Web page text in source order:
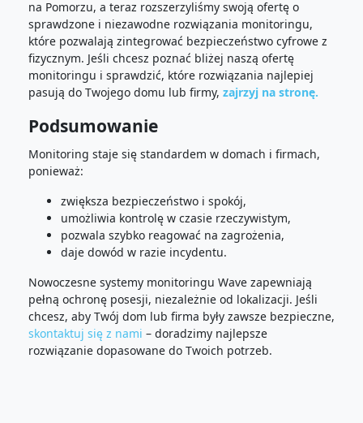
na Pomorzu, a teraz rozszerzyliśmy swoją ofertę o
sprawdzone i niezawodne rozwiązania monitoringu,
które pozwalają zintegrować bezpieczeństwo cyfrowe z
fizycznym. Jeśli chcesz poznać bliżej naszą ofertę
monitoringu i sprawdzić, które rozwiązania najlepiej
pasują do Twojego domu lub firmy, zajrzyj na stronę.
Podsumowanie
Monitoring staje się standardem w domach i firmach,
ponieważ:
zwiększa bezpieczeństwo i spokój,
umożliwia kontrolę w czasie rzeczywistym,
pozwala szybko reagować na zagrożenia,
daje dowód w razie incydentu.
Nowoczesne systemy monitoringu Wave zapewniają
pełną ochronę posesji, niezależnie od lokalizacji. Jeśli
chcesz, aby Twój dom lub firma były zawsze bezpieczne,
skontaktuj się z nami – doradzimy najlepsze
rozwiązanie dopasowane do Twoich potrzeb.